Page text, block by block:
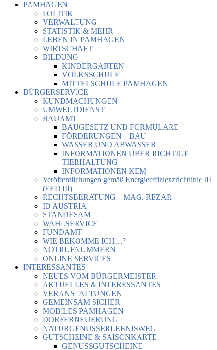
PAMHAGEN
POLITIK
VERWALTUNG
STATISTIK & MEHR
LEBEN IN PAMHAGEN
WIRTSCHAFT
BILDUNG
KINDERGARTEN
VOLKSSCHULE
MITTELSCHULE PAMHAGEN
BÜRGERSERVICE
KUNDMACHUNGEN
UMWELTDIENST
BAUAMT
BAUGESETZ UND FORMULARE
FÖRDERUNGEN – BAU
WASSER UND ABWASSER
INFORMATIONEN ÜBER RICHTIGE
TIERHALTUNG
INFORMATIONEN KEM
Veröffentlichungen gemäß Energieeffizienzrichtlinie III
(EED III)
RECHTSBERATUNG – MAG. REZAR
ID AUSTRIA
STANDESAMT
WAHLSERVICE
FUNDAMT
WIE BEKOMME ICH…?
NOTRUFNUMMERN
ONLINE SERVICES
INTERESSANTES
NEUES VOM BÜRGERMEISTER
AKTUELLES & INTERESSANTES
VERANSTALTUNGEN
GEMEINSAM SICHER
MOBILES PAMHAGEN
DORFERNEUERUNG
NATURGENUSSERLEBNISWEG
GUTSCHEINE & SAISONKARTE
GENUSSGUTSCHEINE